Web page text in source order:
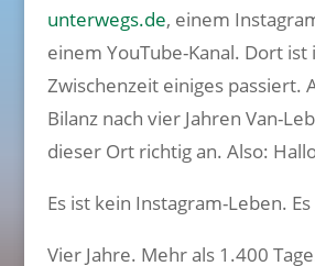
unterwegs.de, einem
einem YouTube-Kanal. Dort ist
Zwischenzeit einiges passiert.
Bilanz nach vier Jahren Van-
dieser Ort richtig an. Also:
Es ist kein Instagram-Leben.
Vier Jahre. Mehr als 1.400